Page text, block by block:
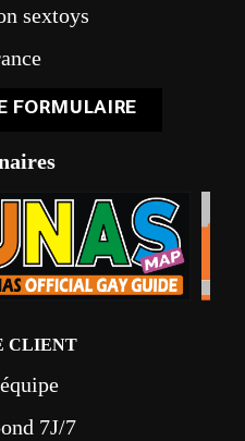
sextoys
FORMULAIRE
CLIENT
7J/7